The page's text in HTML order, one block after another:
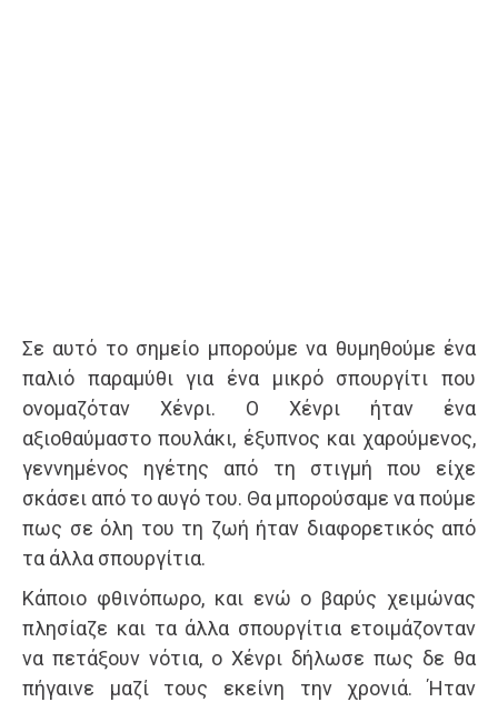
Σε αυτό το σημείο μπορούμε να θυμηθούμε ένα
παλιό παραμύθι για ένα μικρό σπουργίτι που
ονομαζόταν Χένρι. Ο Χένρι ήταν ένα
αξιοθαύμαστο πουλάκι, έξυπνος και χαρούμενος,
γεννημένος ηγέτης από τη στιγμή που είχε
σκάσει από το αυγό του. Θα μπορούσαμε να πούμε
πως σε όλη του τη ζωή ήταν διαφορετικός από
τα άλλα σπουργίτια.
Κάποιο φθινόπωρο, και ενώ ο βαρύς χειμώνας
πλησίαζε και τα άλλα σπουργίτια ετοιμάζονταν
να πετάξουν νότια, ο Χένρι δήλωσε πως δε θα
πήγαινε μαζί τους εκείνη την χρονιά. Ήταν